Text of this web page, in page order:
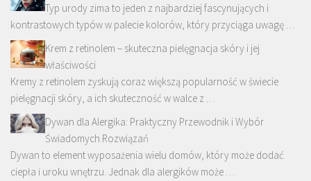
Typ urody zima to jeden z najbardziej fascynujących i
kontrastowych typów w palecie kolorów, który przyciąga uwagę …
Krem z retinolem – skuteczna pielęgnacja skóry i jej
właściwości
Kremy z retinolem zyskują coraz większą popularność w świecie
pielęgnacji skóry, a ich skuteczność w walce z …
Dywan dla Alergika: Praktyczny Przewodnik i Wybór
Świadomych Rozwiązań
Dywan to element wyposażenia wielu domów, który może dodać
ciepła i uroku wnętrzu. Jednak dla alergików może …